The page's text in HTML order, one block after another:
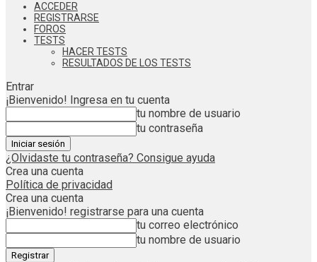
ACCEDER
REGISTRARSE
FOROS
TESTS
HACER TESTS
RESULTADOS DE LOS TESTS
Entrar
¡Bienvenido! Ingresa en tu cuenta
tu nombre de usuario
tu contraseña
¿Olvidaste tu contraseña? Consigue ayuda
Crea una cuenta
Política de privacidad
Crea una cuenta
¡Bienvenido! registrarse para una cuenta
tu correo electrónico
tu nombre de usuario